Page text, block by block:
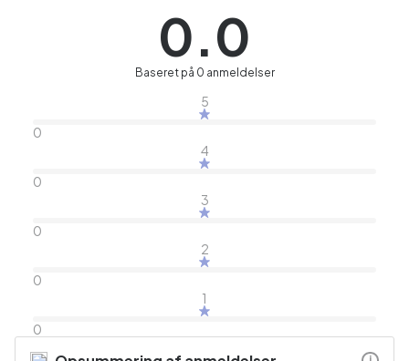
0.0
Baseret på 0 anmeldelser
5
0
4
0
3
0
2
0
1
0